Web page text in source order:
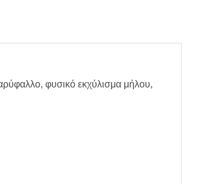
φυσικό εκχύλισμα μήλου,